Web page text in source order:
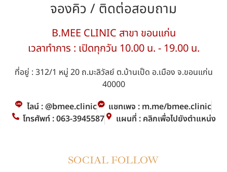
จองคิว / ติดต่อสอบถาม
B.MEE CLINIC สาขา ขอนแก่น
เวลาทำการ : เปิดทุกวัน 10.00 น. - 19.00 น.
ที่อยู่ : 312/1 หมู่ 20 ถ.มะลิวัลย์ ต.บ้านเป็ด อ.เมือง จ.ขอนแก่น
40000
ไลน์ : @bmee.clinic
แชทเพจ : m.me/bmee.clinic
โทรศัพท์ : 063-3945587
แผนที่ : คลิกเพื่อไปยังตำแหน่ง
SOCIAL FOLLOW